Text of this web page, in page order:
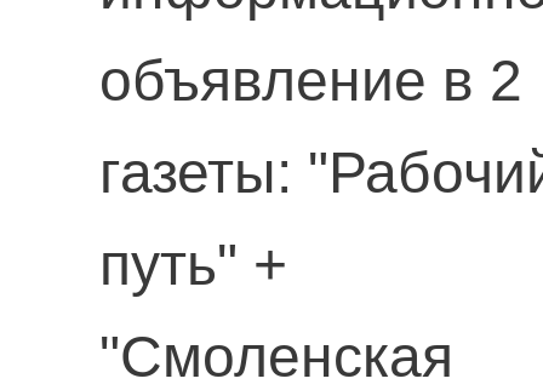
объявление в 2
газеты:
путь" +
"Смоленская